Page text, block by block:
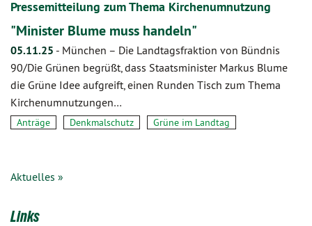
Pressemitteilung zum Thema Kirchenumnutzung
"Minister Blume muss handeln"
05.11.25 - München – Die Landtagsfraktion von Bündnis
90/Die Grünen begrüßt, dass Staatsminister Markus Blume
die Grüne Idee aufgreift, einen Runden Tisch zum Thema
Kirchenumnutzungen…
Anträge Denkmalschutz Grüne im Landtag
Aktuelles »
Links